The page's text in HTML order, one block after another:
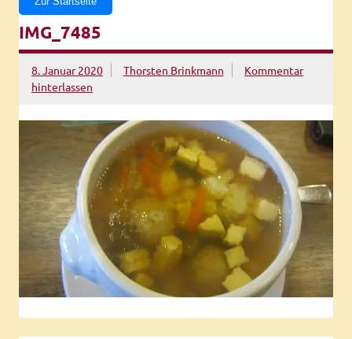
IMG_7485
8. Januar 2020 Thorsten Brinkmann
Kommentar
hinterlassen